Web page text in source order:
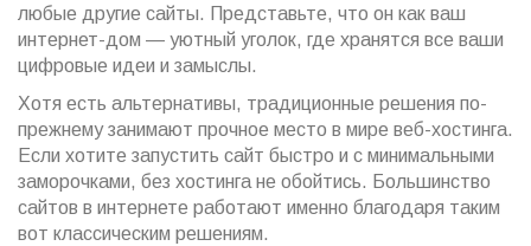
любые другие сайты. Представьте, что он как ваш
интернет-дом — уютный уголок, где хранятся все ваши
цифровые идеи и замыслы.
Хотя есть альтернативы, традиционные решения по-
прежнему занимают прочное место в мире веб-хостинга.
Если хотите запустить сайт быстро и с минимальными
заморочками, без хостинга не обойтись. Большинство
сайтов в интернете работают именно благодаря таким
вот классическим решениям.